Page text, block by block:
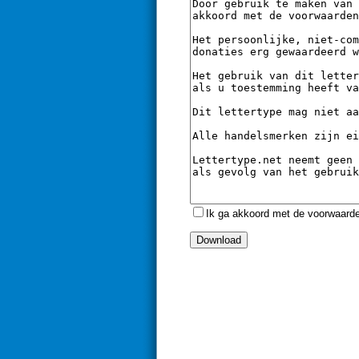
Ik ga akkoord met de